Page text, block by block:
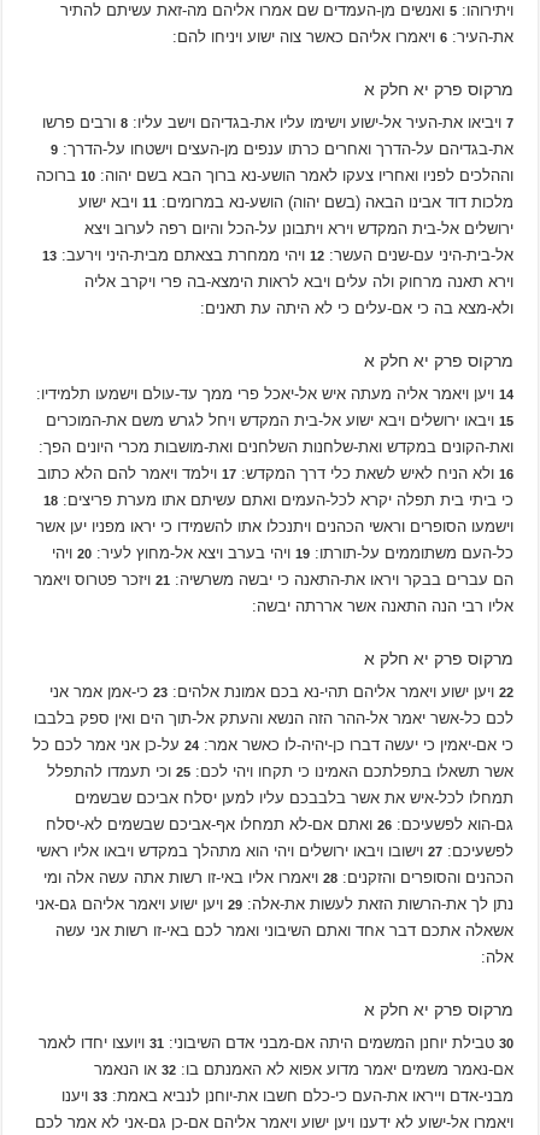
ויתירוהו:5 ואנשים מן-העמדים שם אמרו אליהם מה-זאת עשיתם להתיר
את-העיר:6 ויאמרו אליהם כאשר צוה ישוע ויניחו להם:
מרקוס פרק יא חלק א
7 ויביאו את-העיר אל-ישוע וישימו עליו את-בגדיהם וישב עליו:8 ורבים פרשו
את-בגדיהם על-הדרך ואחרים כרתו ענפים מן-העצים וישטחו על-הדרך:9
וההלכים לפניו ואחריו צעקו לאמר הושע-נא ברוך הבא בשם יהוה:10 ברוכה
מלכות דוד אבינו הבאה (בשם יהוה) הושע-נא במרומים:11 ויבא ישוע
ירושלים אל-בית המקדש וירא ויתבונן על-הכל והיום רפה לערוב ויצא
אל-בית-היני עם-שנים העשר:12 ויהי ממחרת בצאתם מבית-היני וירעב:13
וירא תאנה מרחוק ולה עלים ויבא לראות הימצא-בה פרי ויקרב אליה
ולא-מצא בה כי אם-עלים כי לא היתה עת תאנים:
מרקוס פרק יא חלק א
14 ויען ויאמר אליה מעתה איש אל-יאכל פרי ממך עד-עולם וישמעו תלמידיו:
15 ויבאו ירושלים ויבא ישוע אל-בית המקדש ויחל לגרש משם את-המוכרים
ואת-הקונים במקדש ואת-שלחנות השלחנים ואת-מושבות מכרי היונים הפך:
16 ולא הניח לאיש לשאת כלי דרך המקדש:17 וילמד ויאמר להם הלא כתוב
כי ביתי בית תפלה יקרא לכל-העמים ואתם עשיתם אתו מערת פריצים:18
וישמעו הסופרים וראשי הכהנים ויתנכלו אתו להשמידו כי יראו מפניו יען אשר
כל-העם משתוממים על-תורתו:19 ויהי בערב ויצא אל-מחוץ לעיר:20 ויהי
הם עברים בבקר ויראו את-התאנה כי יבשה משרשיה:21 ויזכר פטרוס ויאמר
אליו רבי הנה התאנה אשר אררתה יבשה:
מרקוס פרק יא חלק א
22 ויען ישוע ויאמר אליהם תהי-נא בכם אמונת אלהים:23 כי-אמן אמר אני
לכם כל-אשר יאמר אל-ההר הזה הנשא והעתק אל-תוך הים ואין ספק בלבבו
כי אם-יאמין כי יעשה דברו כן-יהיה-לו כאשר אמר:24 על-כן אני אמר לכם כל
אשר תשאלו בתפלתכם האמינו כי תקחו ויהי לכם:25 וכי תעמדו להתפלל
תמחלו לכל-איש את אשר בלבבכם עליו למען יסלח אביכם שבשמים
גם-הוא לפשעיכם:26 ואתם אם-לא תמחלו אף-אביכם שבשמים לא-יסלח
לפשעיכם:27 וישובו ויבאו ירושלים ויהי הוא מתהלך במקדש ויבאו אליו ראשי
הכהנים והסופרים והזקנים:28 ויאמרו אליו באי-זו רשות אתה עשה אלה ומי
נתן לך את-הרשות הזאת לעשות את-אלה:29 ויען ישוע ויאמר אליהם גם-אני
אשאלה אתכם דבר אחד ואתם השיבוני ואמר לכם באי-זו רשות אני עשה
אלה:
מרקוס פרק יא חלק א
30 טבילת יוחנן המשמים היתה אם-מבני אדם השיבוני:31 ויועצו יחדו לאמר
אם-נאמר משמים יאמר מדוע אפוא לא האמנתם בו:32 או הנאמר
מבני-אדם וייראו את-העם כי-כלם חשבו את-יוחנן לנביא באמת:33 ויענו
ויאמרו אל-ישוע לא ידענו ויען ישוע ויאמר אליהם אם-כן גם-אני לא אמר לכם